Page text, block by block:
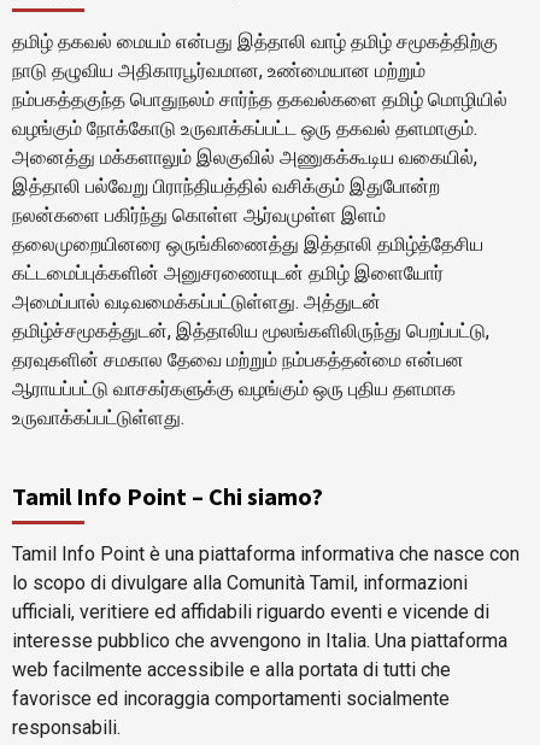
தமிழ் தகவல் மையம் என்பது இத்தாலி வாழ் தமிழ் சமூகத்திற்கு
நாடு தழுவிய அதிகாரபூர்வமான, உண்மையான மற்றும்
நம்பகத்தகுந்த பொதுநலம் சார்ந்த தகவல்களை தமிழ் மொழியில்
வழங்கும் நோக்கோடு உருவாக்கப்பட்ட ஒரு தகவல் தளமாகும்.
அனைத்து மக்களாலும் இலகுவில் அணுகக்கூடிய வகையில்,
இத்தாலி பல்வேறு பிராந்தியத்தில் வசிக்கும் இதுபோன்ற
நலன்களை பகிர்ந்து கொள்ள ஆர்வமுள்ள இளம்
தலைமுறையினரை ஒருங்கிணைத்து இத்தாலி தமிழ்த்தேசிய
கட்டமைப்புக்களின் அனுசரணையுடன் தமிழ் இளையோர்
அமைப்பால் வடிவமைக்கப்பட்டுள்ளது. அத்துடன்
தமிழ்ச்சமூகத்துடன், இத்தாலிய மூலங்களிலிருந்து பெறப்பட்டு,
தரவுகளின் சமகால தேவை மற்றும் நம்பகத்தன்மை என்பன
ஆராயப்பட்டு வாசகர்களுக்கு வழங்கும் ஒரு புதிய தளமாக
உருவாக்கப்பட்டுள்ளது.
Tamil Info Point – Chi siamo?
Tamil Info Point è una piattaforma informativa che nasce con
lo scopo di divulgare alla Comunità Tamil, informazioni
ufficiali, veritiere ed affidabili riguardo eventi e vicende di
interesse pubblico che avvengono in Italia. Una piattaforma
web facilmente accessibile e alla portata di tutti che
favorisce ed incoraggia comportamenti socialmente
responsabili.